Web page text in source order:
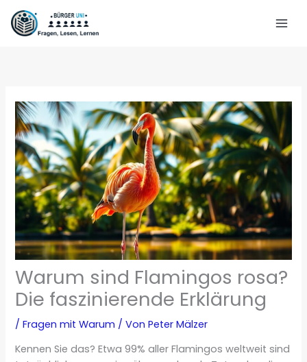
Zum
Inhalt
springen
Warum sind Flamingos rosa?
Die faszinierende Erklärung
/Fragen mit Warum / VonPeter Mälzer
Kennen Sie das? Etwa 99% aller Flamingos weltweit sind